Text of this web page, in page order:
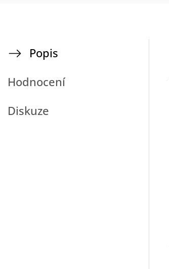
Popis
Hodnocení
Diskuze